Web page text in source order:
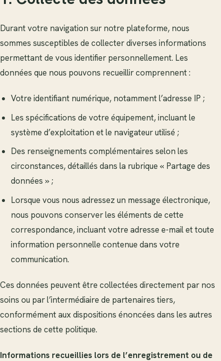
Durant votre navigation sur notre plateforme, nous
sommes susceptibles de collecter diverses informations
permettant de vous identifier personnellement. Les
données que nous pouvons recueillir comprennent :
Votre identifiant numérique, notamment l’adresse IP ;
Les spécifications de votre équipement, incluant le
système d’exploitation et le navigateur utilisé ;
Des renseignements complémentaires selon les
circonstances, détaillés dans la rubrique « Partage des
données » ;
Lorsque vous nous adressez un message électronique,
nous pouvons conserver les éléments de cette
correspondance, incluant votre adresse e-mail et toute
information personnelle contenue dans votre
communication.
Ces données peuvent être collectées directement par nos
soins ou par l’intermédiaire de partenaires tiers,
conformément aux dispositions énoncées dans les autres
sections de cette politique.
Informations recueillies lors de l’enregistrement ou de